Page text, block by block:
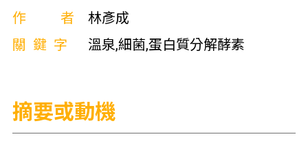
作者
林彥成
關鍵字
溫泉,細菌,蛋白質分解酵素
摘要或動機